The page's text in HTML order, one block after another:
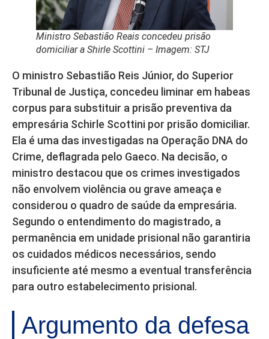
Ministro Sebastião Reais concedeu prisão
domiciliar a Shirle Scottini – Imagem: STJ
O ministro Sebastião Reis Júnior, do Superior
Tribunal de Justiça, concedeu liminar em habeas
corpus para substituir a prisão preventiva da
empresária Schirle Scottini por prisão domiciliar.
Ela é uma das investigadas na Operação DNA do
Crime, deflagrada pelo Gaeco. Na decisão, o
ministro destacou que os crimes investigados
não envolvem violência ou grave ameaça e
considerou o quadro de saúde da empresária.
Segundo o entendimento do magistrado, a
permanência em unidade prisional não garantiria
os cuidados médicos necessários, sendo
insuficiente até mesmo a eventual transferência
para outro estabelecimento prisional.
Argumento da defesa